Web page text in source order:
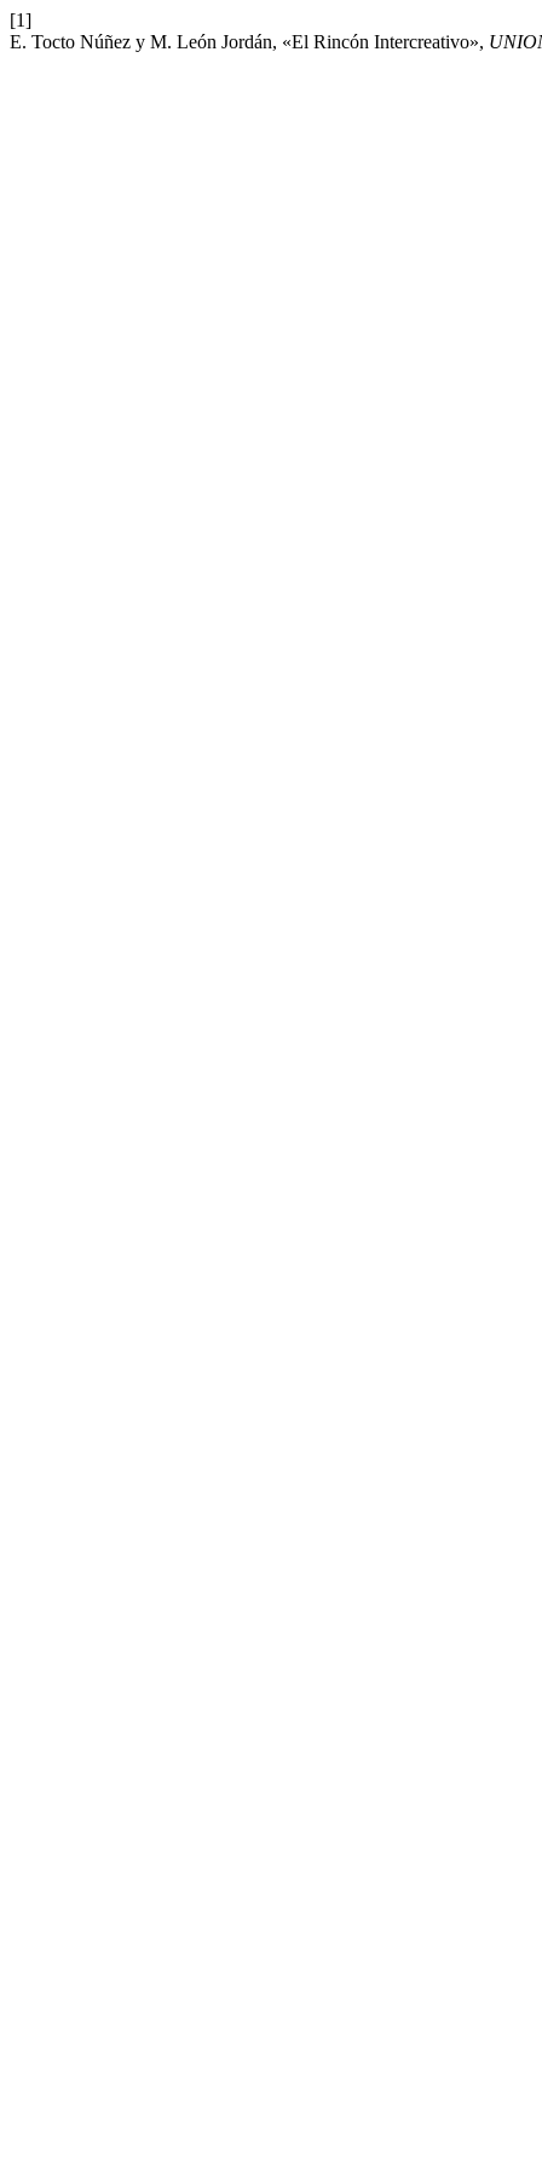
[1]
E. Tocto Núñez y M. León Jordán, «El Rincón Intercreativo»,